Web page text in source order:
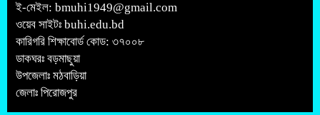
ই-মেইল: bmuhi1949@gmail.com
ওয়েব সাইটঃ buhi.edu.bd
কারিগরি শিক্ষাবোর্ড কোড: ৩৭০০৮
ডাকঘরঃ বড়মাছুয়া
উপজেলাঃ মঠবাড়িয়া
জেলাঃ পিরোজপুর